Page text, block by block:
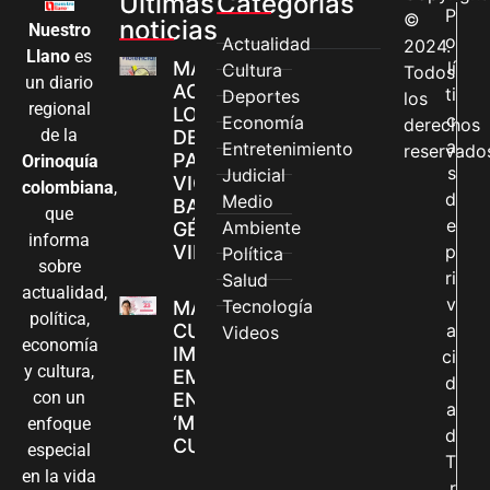
Nuestro
Llano es
un diario
regional
de la
Orinoquía
colombiana,
que
informa
sobre
actualidad,
política,
economía
y cultura,
con un
enfoque
especial
en la vida
noticias
MÁS MUJERES
ACCEDEN A
LOS CANALES
DE ATENCIÓN
PARA
VIOLENCIAS
BASADAS EN
GÉNERO EN
VILLAVICENCIO
MADRES
CUIDADORAS
IMPULSAN SUS
EMPRENDIMIENTOS
EN LA FERIA
‘MANOS QUE
CUIDAN Y CREAN’
Actualidad
Cultura
Deportes
Economía
Entretenimiento
Judicial
Medio
Ambiente
Política
Salud
Tecnología
Videos
©
2024.
Todos
los
derechos
P
o
lí
ti
c
a
s
d
e
p
ri
v
a
ci
d
a
d
T